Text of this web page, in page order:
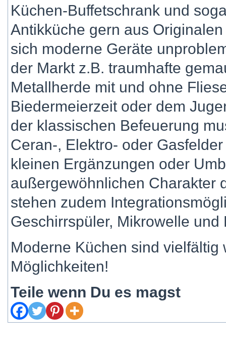
Küchen-Buffetschrank und
Antikküche gern aus
sich moderne Geräte
der Markt z.B. traumhafte
Metallherde mit und ohne
Biedermeierzeit oder dem
der klassischen Befeuerung
Ceran-, Elektro- oder
kleinen Ergänzungen oder
außergewöhnlichen Charakter
stehen zudem
Geschirrspüler, Mikrowelle
Moderne Küchen sind
Möglichkeiten!
Teile wenn Du es magst